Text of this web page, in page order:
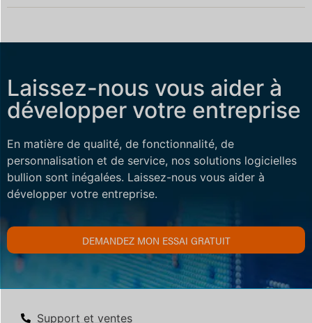
Laissez-nous vous aider à
développer votre entreprise
En matière de qualité, de fonctionnalité, de
personnalisation et de service, nos solutions logicielles
bullion sont inégalées. Laissez-nous vous aider à
développer votre entreprise.
DEMANDEZ MON ESSAI GRATUIT
Support et ventes